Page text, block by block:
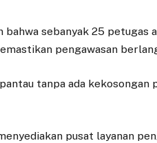
sebanyak 25 petugas
pengawasan
tanpa ada kekosongan
pusat layanan